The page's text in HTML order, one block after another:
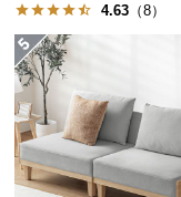
路
に
つ
い
て
返
品・
4.63 （8）